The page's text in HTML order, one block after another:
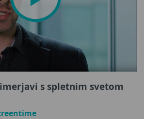
s spletnim svetom